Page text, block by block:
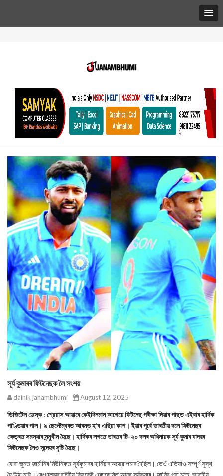
সূৰ্য কুমাৰৰ ফিটনেছক লৈ সংশয়
dainik janambhumi August 12, 2025
ডিজিটেল ডেস্ক : শ্রেয়াস আয়াৰে কেইদিনমান আগেয়ে ফিটনেছ পৰীক্ষা দিয়াৰ পাছত এইবাৰ হার্দিক
পাণ্ডিয়াৰ পাল। ৯ ছেপ্টেম্বৰত আৰম্ভ হ'ব এছিয়া কাপ। ইয়াৰ পূৰ্বে ভাৰতীয় দলে ফিটনেছৰ
ক্ষেত্ৰত সমস্যাৰ সন্মুখীন হৈছে। হার্দিকৰ লগতে ভাৰতৰ টি-২০ দলৰ অধিনায়ক সূৰ্য কুমাৰ যাদৱৰ
ফিটনেছক লৈও সন্দেহৰ সৃষ্টি হৈছে।
যোৱা জুনত জার্মানিৰ মিউনিকত সূৰ্যকুমাৰৰ হার্নিয়াৰ অস্ত্রোপচাৰ হৈছিল। তেওঁ এতিয়াও সম্পূর্ণ সুস্থ
হৈ উঠা নাই। বেংগালুৰুৰ ৰাষ্ট্ৰীয় ক্রিকেট একাডেমিত আছে সূর্যকুমাৰ। জানিব পৰা মতে, ভাৰতীয়